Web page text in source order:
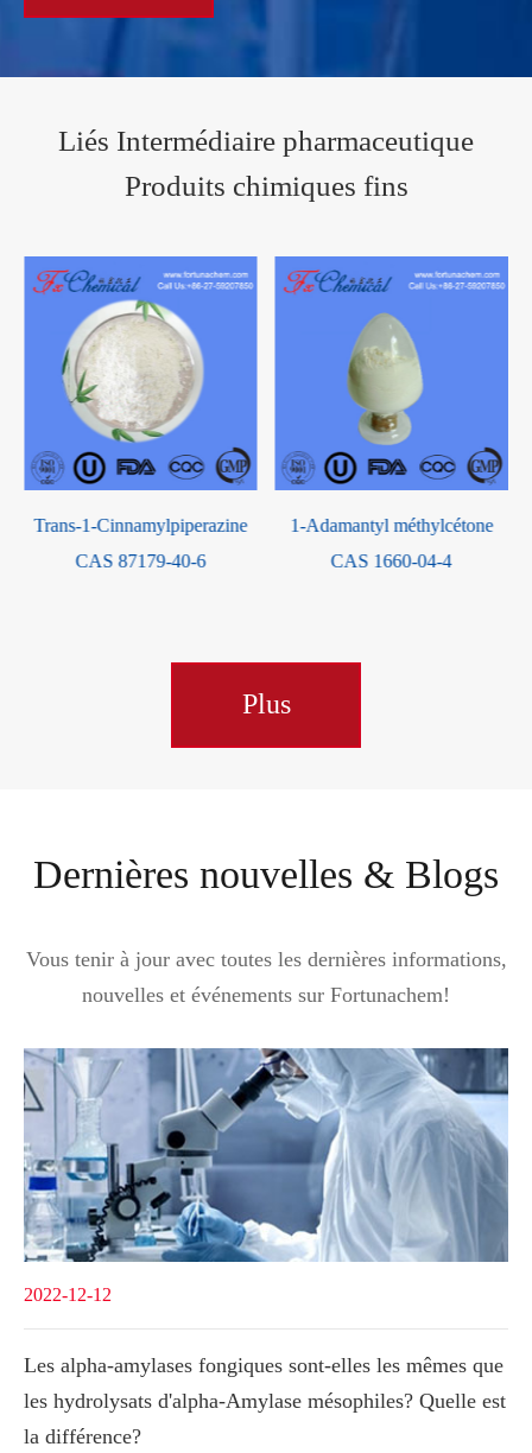
Liés Intermédiaire pharmaceutique
Produits chimiques fins
1-Adamantyl méthylcétone
CAS 1660-04-4
4-Chloro-7H-pyrrolo[2,3-
d]pyrimidine CAS 3680-69-1
Plus
Dernières nouvelles & Blogs
Vous tenir à jour avec toutes les dernières informations,
nouvelles et événements sur Fortunachem!
2022-12-12
Les alpha-amylases fongiques sont-elles les mêmes que
les hydrolysats d'alpha-Amylase mésophiles? Quelle est
la différence?